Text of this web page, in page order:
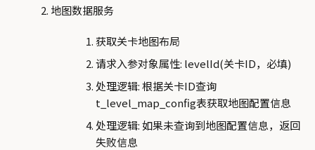
地图数据服务
获取关卡地图布局
请求入参对象属性: levelId(关卡ID，必填)
处理逻辑: 根据关卡ID查询
t_level_map_config表获取地图配置信息
处理逻辑: 如果未查询到地图配置信息，返回
失败信息